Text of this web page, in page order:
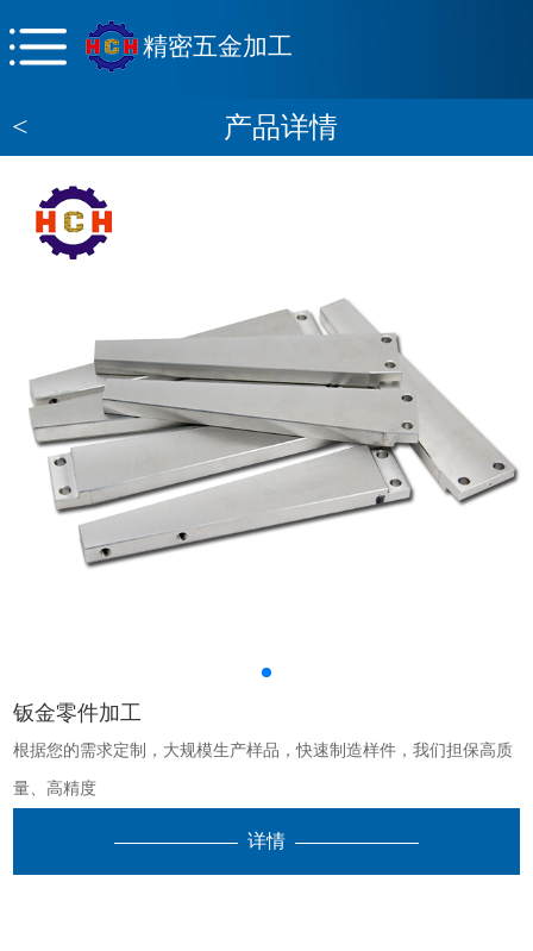
精密五金加工
< 产品详情
钣金零件加工
根据您的需求定制，大规模生产样品，快速制造样件，我们担保高质
量、高精度
详情